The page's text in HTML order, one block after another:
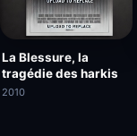
La Blessure, la
tragédie des harkis
2010